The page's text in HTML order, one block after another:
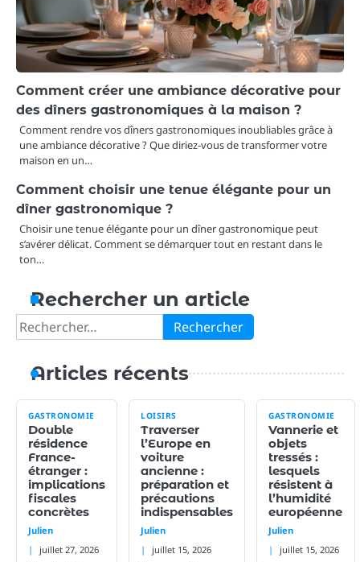
Comment créer une ambiance décorative pour
des dîners gastronomiques à la maison ?
Comment rendre vos dîners gastronomiques inoubliables grâce à
une ambiance décorative ? Que diriez-vous de transformer votre
maison en un…
Comment choisir une tenue élégante pour un
dîner gastronomique ?
Choisir une tenue élégante pour un dîner gastronomique peut
s’avérer délicat. Comment se démarquer tout en restant dans le
ton…
Rechercher un article
Rechercher :
Articles récents
GASTRONOMIE
Double
résidence
France-
étranger :
implications
fiscales
concrètes
Julien
juillet 27, 2026
LOISIRS
Traverser
l’Europe en
voiture
ancienne :
préparation et
précautions
indispensables
Julien
juillet 15, 2026
GASTRONOMIE
Vannerie et
objets
tressés :
lesquels
résistent à
l’humidité
européenne
Julien
juillet 15, 2026